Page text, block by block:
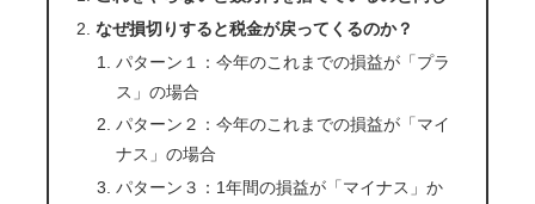
なぜ損切りすると税金が戻ってくるのか？
パターン１：今年のこれまでの損益が「プラ
ス」の場合
パターン２：今年のこれまでの損益が「マイ
ナス」の場合
パターン３：1年間の損益が「マイナス」か